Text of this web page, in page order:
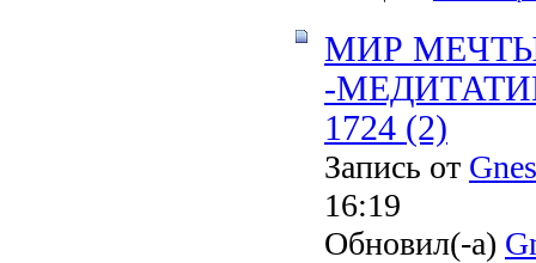
МИР
-
1724 (2)
Запись от
16:19
Обновил(-а)